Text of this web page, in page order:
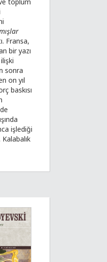
Fransa,
bir yazı
sonra
on yıl
baskısı
işlediği